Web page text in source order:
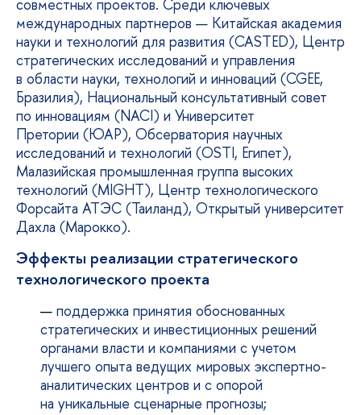
совместных проектов. Среди ключевых
международных партнеров — Китайская академия
науки и технологий для развития (CASTED), Центр
стратегических исследований и управления
в области науки, технологий и инноваций (CGEE,
Бразилия), Национальный консультативный совет
по инновациям (NACI) и Университет
Претории (ЮАР), Обсерватория научных
исследований и технологий (OSTI, Египет),
Малазийская промышленная группа высоких
технологий (MIGHT), Центр технологического
Форсайта АТЭС (Таиланд), Открытый университет
Дахла (Марокко).
Эффекты реализации стратегического
технологического проекта
поддержка принятия обоснованных
стратегических и инвестиционных решений
органами власти и компаниями с учетом
лучшего опыта ведущих мировых экспертно-
аналитических центров и с опорой
на уникальные сценарные прогнозы;